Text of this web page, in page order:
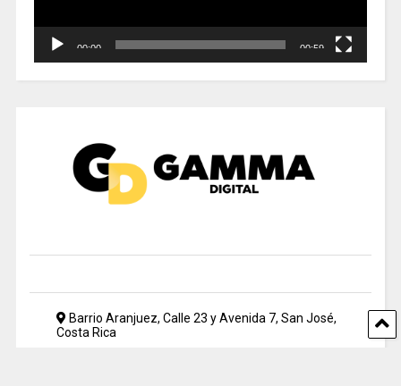
00:00 00:59
Barrio Aranjuez, Calle 23 y Avenida 7, San José,
Costa Rica